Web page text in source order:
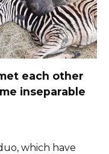
each other
inseparable
which have